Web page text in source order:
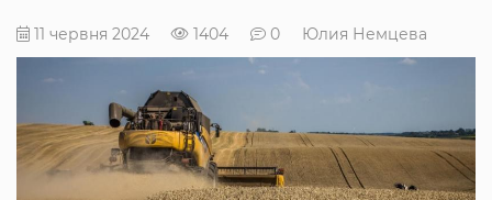
11 червня 2024 1404 0 Юлия Немцева